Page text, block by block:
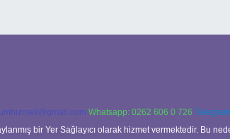
Whatsapp: 0262 606 0 726
bir Yer Sağlayıcı olarak hizmet vermektedir. Bu